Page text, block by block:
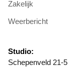
Zakelijk
Weerbericht
Studio:
Schepenveld 21-5